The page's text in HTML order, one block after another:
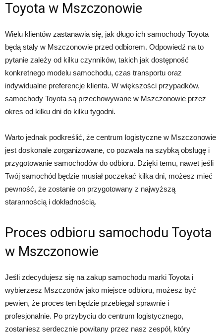
Toyota w Mszczonowie
Wielu klientów zastanawia się, jak długo ich samochody Toyota
będą stały w Mszczonowie przed odbiorem. Odpowiedź na to
pytanie zależy od kilku czynników, takich jak dostępność
konkretnego modelu samochodu, czas transportu oraz
indywidualne preferencje klienta. W większości przypadków,
samochody Toyota są przechowywane w Mszczonowie przez
okres od kilku dni do kilku tygodni.
Warto jednak podkreślić, że centrum logistyczne w Mszczonowie
jest doskonale zorganizowane, co pozwala na szybką obsługę i
przygotowanie samochodów do odbioru. Dzięki temu, nawet jeśli
Twój samochód będzie musiał poczekać kilka dni, możesz mieć
pewność, że zostanie on przygotowany z najwyższą
starannością i dokładnością.
Proces odbioru samochodu Toyota
w Mszczonowie
Jeśli zdecydujesz się na zakup samochodu marki Toyota i
wybierzesz Mszczonów jako miejsce odbioru, możesz być
pewien, że proces ten będzie przebiegał sprawnie i
profesjonalnie. Po przybyciu do centrum logistycznego,
zostaniesz serdecznie powitany przez nasz zespół, który